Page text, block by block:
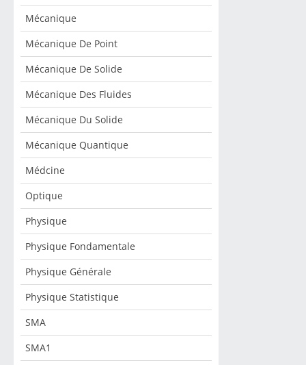
Mécanique
Mécanique De Point
Mécanique De Solide
Mécanique Des Fluides
Mécanique Du Solide
Mécanique Quantique
Médcine
Optique
Physique
Physique Fondamentale
Physique Générale
Physique Statistique
SMA
SMA1